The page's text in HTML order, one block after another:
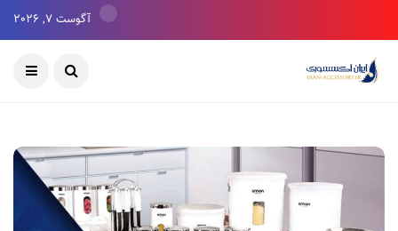
آگوست 7, 2026